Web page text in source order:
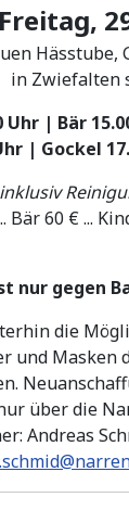
Freitag,
Hässtube,
in Zwiefalten
Uhr | Bär
| Gockel
Bär 60 € ...
nur gegen
die
und Masken
über die
Andreas